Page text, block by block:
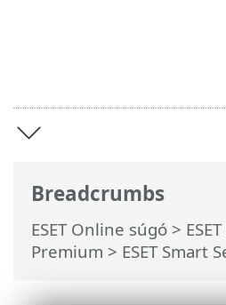
Breadcrumbs
ESET Online súgó >
Premium > ESET Smart